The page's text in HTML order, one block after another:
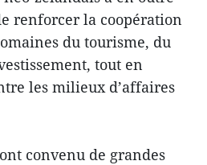
renforcer la coopération
du tourisme, du
tout en
les milieux d’affaires
convenu de grandes